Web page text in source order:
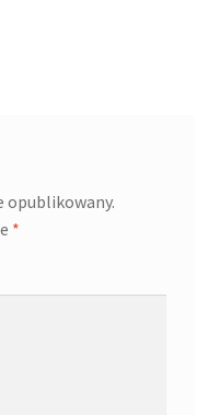
opublikowany.
*